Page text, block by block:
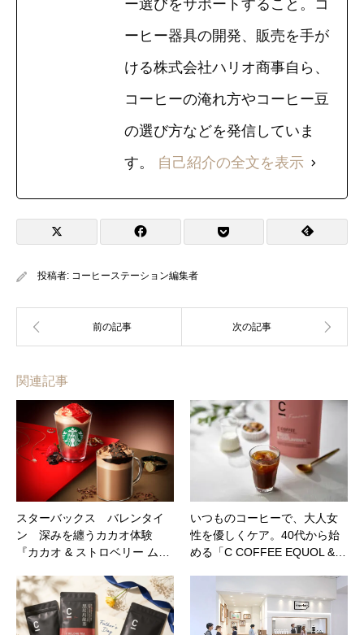
ー選びをサポートすること。コ
ーヒー器具の開発、販売を手が
ける株式会社ハリオ商事自ら、
コーヒーの淹れ方やコーヒー豆
の選び方などを発信していま
す。 自己紹介の全文を表示
投稿者: コーヒーステーション編集者
関連記事
スターバックス バレンタイ
ン 深みを纏うカカオ体験
『カカオ & ストロベリー ム…
いつものコーヒーで、大人女
性を優しくケア。40代から始
める「C COFFEE EQUOL &…